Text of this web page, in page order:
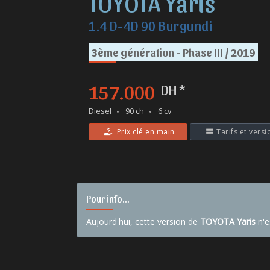
1.4 D-4D 90 Burgundi
3ème génération - Phase III / 2019
157.000 DH *
Diesel 90 ch 6 cv
Prix clé en main Tarifs et
Pour info...
Aujourd'hui, cette version de TOYOTA Yaris